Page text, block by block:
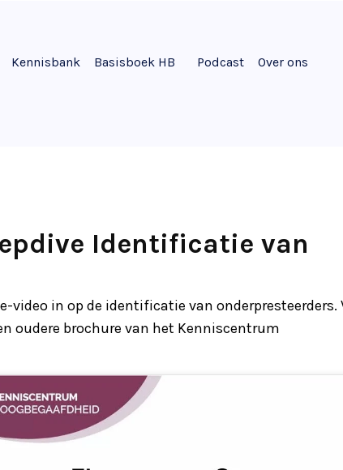
Kennisbank Basisboek HB Podcast Over ons
Identificatie van
video in op de identificatie van onderpresteerders.
oudere brochure van het Kenniscentrum